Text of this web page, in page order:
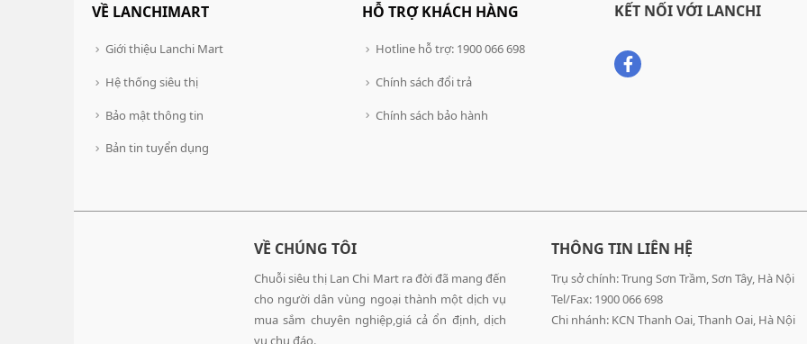
VỀ LANCHIMART
Giới thiệu Lanchi Mart
Hệ thống siêu thị
Bảo mật thông tin
Bản tin tuyển dụng
HỖ TRỢ KHÁCH HÀNG
Hotline hỗ trợ: 1900 066 698
Chính sách đổi trả
Chính sách bảo hành
KẾT NỐI VỚI LANCHI
VỀ CHÚNG TÔI
Chuỗi siêu thị Lan Chi Mart ra đời đã mang đến
cho người dân vùng ngoại thành một dịch vụ
mua sắm chuyên nghiệp,giá cả ổn định, dịch
vụ chu đáo.
THÔNG TIN LIÊN HỆ
Trụ sở chính: Trung Sơn Trầm, Sơn Tây, Hà Nội
Tel/Fax: 1900 066 698
Chi nhánh: KCN Thanh Oai, Thanh Oai, Hà Nội